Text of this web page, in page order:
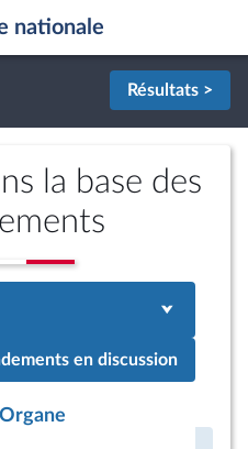
nationale
Résultats >
la base des
en discussion